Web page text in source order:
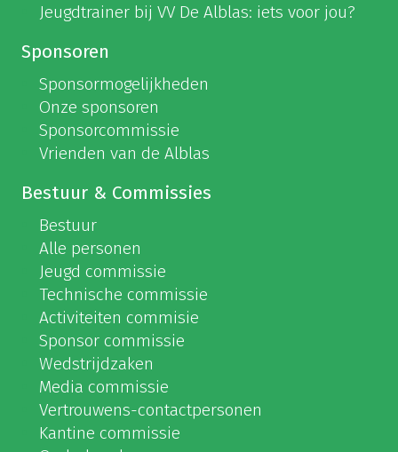
Jeugdtrainer bij VV De Alblas: iets voor jou?
Sponsoren
Sponsormogelijkheden
Onze sponsoren
Sponsorcommissie
Vrienden van de Alblas
Bestuur & Commissies
Bestuur
Alle personen
Jeugd commissie
Technische commissie
Activiteiten commisie
Sponsor commissie
Wedstrijdzaken
Media commissie
Vertrouwens-contactpersonen
Kantine commissie